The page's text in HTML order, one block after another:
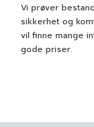
Vi prøver
sikkerhet og
vil finne mange
gode priser.